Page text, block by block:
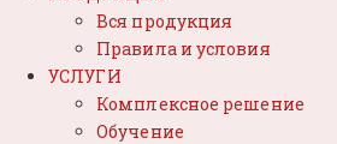
Вся продукция
Правила и условия
УСЛУГИ
Комплексное решение
Обучение